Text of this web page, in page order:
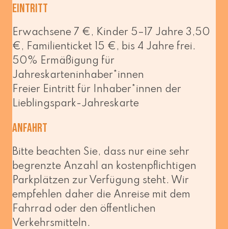
Eintritt
Erwachsene 7 €, Kinder 5–17 Jahre 3,50
€, Familienticket 15 €, bis 4 Jahre frei.
50% Ermäßigung für
Jahreskarteninhaber*innen
Freier Eintritt für Inhaber*innen der
Lieblingspark-Jahreskarte
Anfahrt
Bitte beach­ten Sie, dass nur eine sehr
begrenz­te Anzahl an kos­ten­pflich­ti­gen
Parkplätzen zur Verfügung steht. Wir
emp­feh­len daher die Anreise mit dem
Fahrrad oder den öffent­li­chen
Verkehrsmitteln.